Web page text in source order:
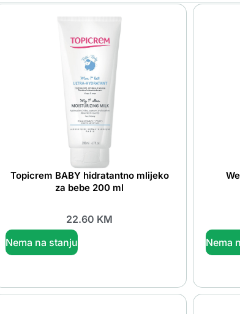
Topicrem BABY hidratantno mlijeko
za bebe 200 ml
22.60 KM
Nema na stanju
Nema